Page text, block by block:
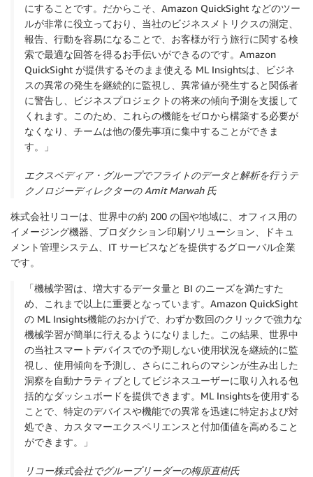
にすることです。だからこそ、Amazon QuickSight などのツー
ルが非常に役立っており、当社のビジネスメトリクスの測定、
報告、行動を容易になることで、お客様が行う旅行に関する検
索で最適な回答を得るお手伝いができるのです。Amazon
QuickSight が提供するそのまま使える ML Insightsは、ビジネ
スの異常の発生を継続的に監視し、異常値が発生すると関係者
に警告し、ビジネスプロジェクトの将来の傾向予測を支援して
くれます。このため、これらの機能をゼロから構築する必要が
なくなり、チームは他の優先事項に集中することができま
す。」
エクスペディア・グループでフライトのデータと解析を行うテ
クノロジーディレクターの Amit Marwah 氏
株式会社リコーは、世界中の約 200 の国や地域に、オフィス用の
イメージング機器、プロダクション印刷ソリューション、ドキュ
メント管理システム、IT サービスなどを提供するグローバル企業
です。
「機械学習は、増大するデータ量と BI のニーズを満たすた
め、これまで以上に重要となっています。Amazon QuickSight
の ML Insights機能のおかげで、わずか数回のクリックで強力な
機械学習が簡単に行えるようになりました。この結果、世界中
の当社スマートデバイスでの予期しない使用状況を継続的に監
視し、使用傾向を予測し、さらにこれらのマシンが生み出した
洞察を自動ナラティブとしてビジネスユーザーに取り入れる包
括的なダッシュボードを提供できます。ML Insightsを使用する
ことで、特定のデバイスや機能での異常を迅速に特定および対
処でき、カスタマーエクスペリエンスと付加価値を高めること
ができます。」
リコー株式会社でグループリーダーの梅原直樹氏